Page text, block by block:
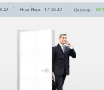
Нью-Йорк 17:58:42 Доллар: